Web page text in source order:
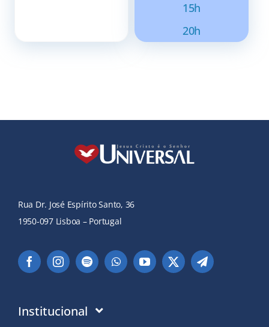
15h
20h
Rua Dr. José Espírito Santo, 36
1950-097 Lisboa – Portugal
Institucional